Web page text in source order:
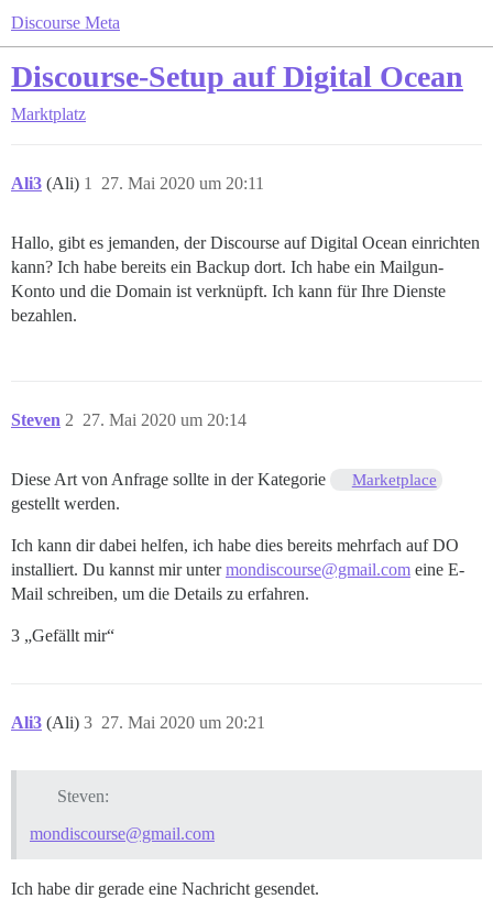
Discourse Meta
Discourse-Setup auf Digital Ocean
Marktplatz
Ali3 (Ali) 27. Mai 2020 um 20:11
1
Hallo, gibt es jemanden, der Discourse auf Digital Ocean einrichten
kann? Ich habe bereits ein Backup dort. Ich habe ein Mailgun-
Konto und die Domain ist verknüpft. Ich kann für Ihre Dienste
bezahlen.
Steven 27. Mai 2020 um 20:14
2
Diese Art von Anfrage sollte in der Kategorie Marketplace
gestellt werden.
Ich kann dir dabei helfen, ich habe dies bereits mehrfach auf DO
installiert. Du kannst mir untermondiscourse@gmail.com eine E-
Mail schreiben, um die Details zu erfahren.
3 „Gefällt mir“
Ali3 (Ali) 27. Mai 2020 um 20:21
3
Steven:
mondiscourse@gmail.com
Ich habe dir gerade eine Nachricht gesendet.